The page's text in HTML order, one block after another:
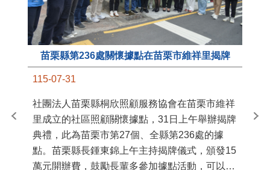
苗栗縣第236處關懷據點在苗栗市維祥里揭牌
115-07-31
社團法人苗栗縣桐欣照顧服務協會在苗栗市維祥
里成立的社區照顧關懷據點，31日上午舉辦揭牌
典禮，此為苗栗市第27個、全縣第236處的據
點。苗栗縣長鍾東錦上午主持揭牌儀式，頒發15
萬元開辦費，鼓勵長輩多參加據點活動，可以更
苗